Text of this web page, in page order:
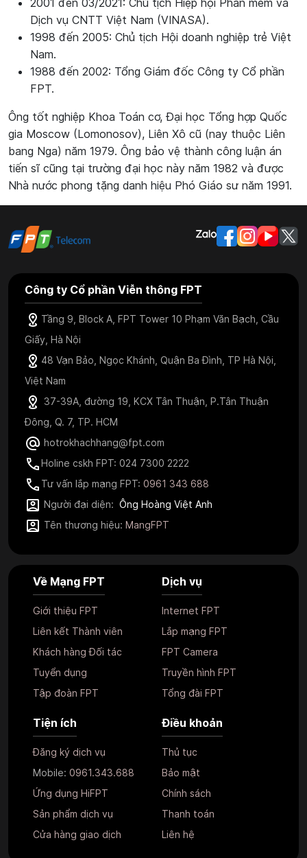
Dịch vụ CNTT Việt Nam (VINASA).
1998 đến 2005: Chủ tịch Hội doanh nghiệp trẻ Việt
Nam.
1988 đến 2002: Tổng Giám đốc Công ty Cổ phần
FPT.
Ông tốt nghiệp Khoa Toán cơ, Đại học Tổng hợp Quốc
gia Moscow (Lomonosov), Liên Xô cũ (nay thuộc Liên
bang Nga) năm 1979. Ông bảo vệ thành công luận án
tiến sĩ cũng tại trường đại học này năm 1982 và được
Nhà nước phong tặng danh hiệu Phó Giáo sư năm 1991.
Công ty Cổ phần Viễn thông FPT
Tầng 9, Block A, FPT Tower 10 Phạm Văn Bạch, Cầu
Giấy, Hà Nội
48 Vạn Bảo, Ngọc Khánh, Quận Ba Đình, TP Hà Nội,
Việt Nam
37-39A, đường 19, KCX Tân Thuận, P.Tân Thuận
Đông, Q. 7, TP. HCM
hotrokhachhang@fpt.com
Holine cskh FPT: 024 7300 2222
Tư vấn lắp mạng FPT: 0961 343 688
Người đại diện: Ông Hoàng Việt Anh
Tên thương hiệu: MangFPT
Về Mạng FPT
Giới thiệu FPT
Liên kết Thành viên
Khách hàng Đối tác
Tuyển dụng
Tập đoàn FPT
Dịch vụ
Internet FPT
Lắp mạng FPT
FPT Camera
Truyền hình FPT
Tổng đài FPT
Tiện ích
Đăng ký dịch vụ
Mobile: 0961.343.688
Ứng dụng HiFPT
Sản phẩm dịch vụ
Cửa hàng giao dịch
Điều khoản
Thủ tục
Bảo mật
Chính sách
Thanh toán
Liên hệ